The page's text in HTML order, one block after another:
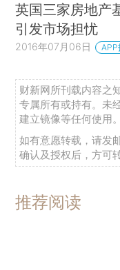
英国三家房地产
引发市场担忧
2016年07月06日 APP
财新网所刊载内容之
专属所有或持有。未
建立镜像等任何使用。
如有意愿转载，请发
确认及授权后，方可转
推荐阅读